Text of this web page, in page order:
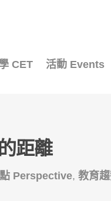
CET 活動 Events
距離
Perspective, 教育